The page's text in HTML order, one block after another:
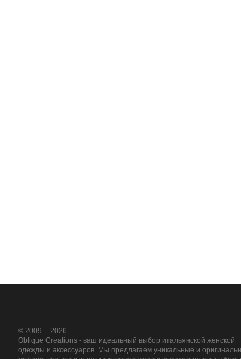
© 2009––2026
Oblique Creations - ваш идеальный выбор итальянской женской
одежды и аксессуаров. Мы предлагаем уникальные и